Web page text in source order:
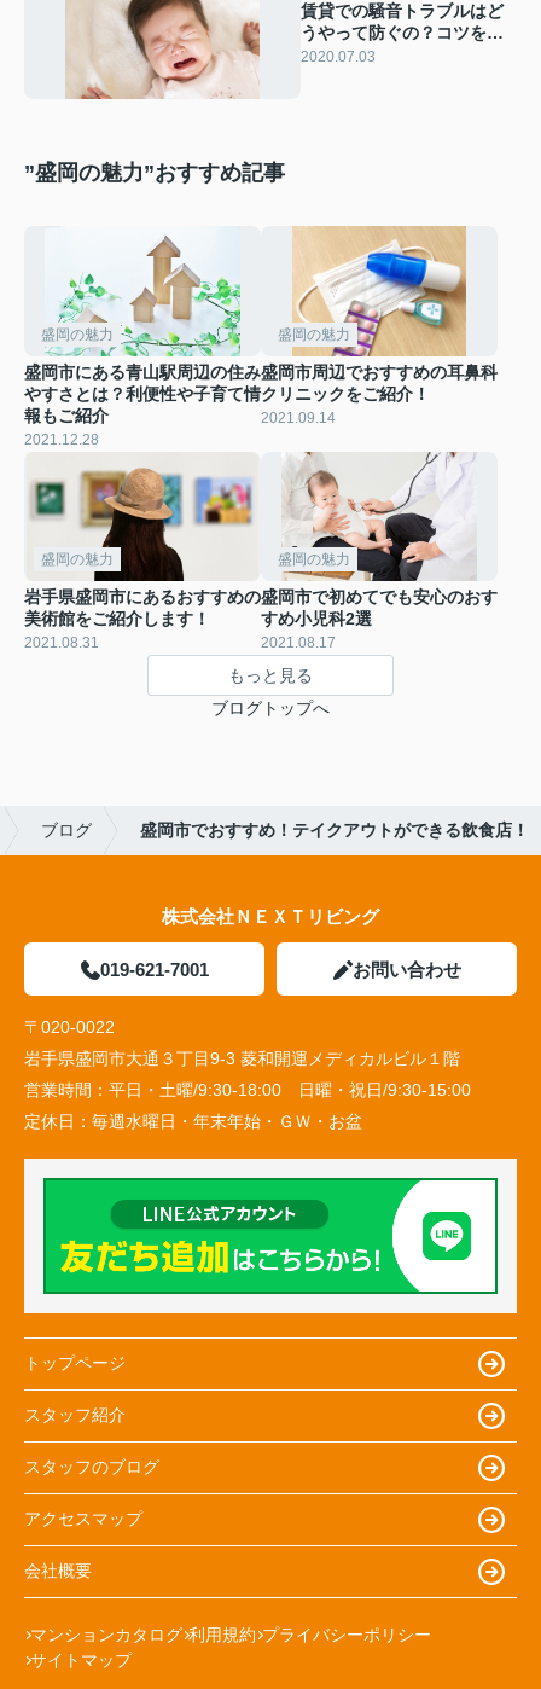
賃貸での騒音トラブルはど
うやって防ぐの？コツを解
説します
2020.07.03
”盛岡の魅力”おすすめ記事
盛岡の魅力
盛岡市にある青山駅周辺の住み
やすさとは？利便性や子育て情
報もご紹介
2021.12.28
盛岡の魅力
盛岡市周辺でおすすめの耳鼻科
クリニックをご紹介！
2021.09.14
盛岡の魅力
岩手県盛岡市にあるおすすめの
美術館をご紹介します！
2021.08.31
盛岡の魅力
盛岡市で初めてでも安心のおす
すめ小児科2選
2021.08.17
もっと見る
ブログトップへ
ブログ 盛岡市でおすすめ！テイクアウトができる飲食店！
株式会社ＮＥＸＴリビング
019-621-7001 お問い合わせ
〒020-0022
岩手県盛岡市大通３丁目9-3 菱和開運メディカルビル１階
営業時間： 平日・土曜/9:30-18:00 日曜・祝日/9:30-15:00
定休日： 毎週水曜日・年末年始・ＧＷ・お盆
トップページ
スタッフ紹介
スタッフのブログ
アクセスマップ
会社概要
マンションカタログ 利用規約 プライバシーポリシー
サイトマップ